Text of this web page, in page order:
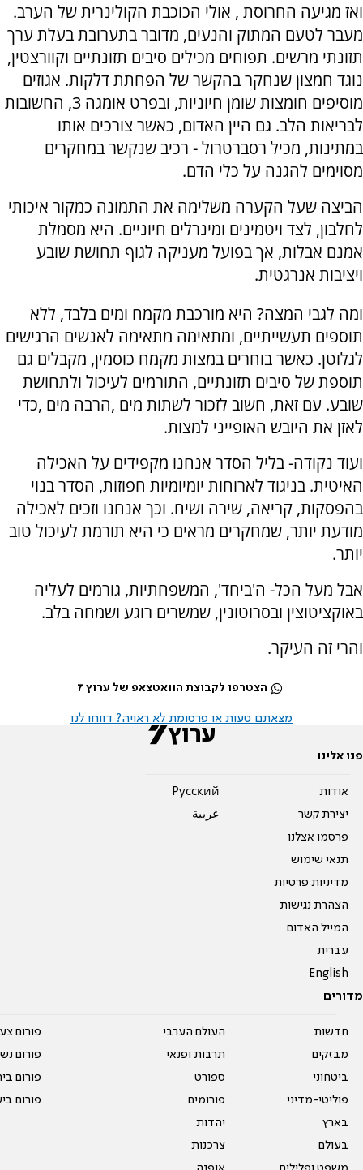
ואז מגיעה החרוסת , אולי הכוכבת הקולינרית של הערב.
מעבר לטעם המתוק והנעים, מדובר בתערובת בעלת ערך
תזונתי מרשים. תפוחים מכילים סיבים תזונתיים וקוורצטין,
נוגד חמצון שנחקר בהקשר של הפחתת דלקות. אגוזים
מוסיפים חומצות שומן חיוניות, ובפרט אומגה 3, החשובות
לבריאות הלב. גם היין האדום, כאשר צורכים אותו
במתינות, מכיל רסברטרול - רכיב שנקשר במחקרים
מסוימים להגנה על כלי הדם.
הביצה שעל הקערה משלימה את התמונה כמקור איכותי
לחלבון, לצד ויטמינים ומינרלים חיוניים. היא מסמלת
אמנם אבלות, אך בפועל מעניקה לגוף תחושת שובע
ויציבות אנרגטית.
ומה לגבי המצה? היא מורכבת מקמח ומים בלבד, ללא
תוספים תעשייתיים, ומתאימה מתאימה לאנשים הרגישים
לגלוטן. כאשר בוחרים במצות מקמח כוסמין, מקבלים גם
תוספת של סיבים תזונתיים, התורמים לעיכול ולתחושת
שובע. עם זאת, חשוב לזכור לשתות מים ,הרבה מים ,כדי
לאזן את היובש האופייני למצות.
ועוד נקודה- בליל הסדר אנחנו מקפידים על האכילה
האיטית. בניגוד לארוחות יומיומיות חפוזות, הסדר בנוי
בהפסקות, קריאה, שירה ושיח. וכך אנחנו וזכים לאכילה
מודעת יותר, שמחקרים מראים כי היא תורמת לעיכול טוב
יותר.
אבל מעל הכל- ה'ביחד', המשפחתיות, גורמים לעליה
באוקציטוצין ובסרוטונין, שמשרים רוגע ושמחה בלב.
והרי זה העיקר.
הצטרפו לקבוצת הוואטצאפ של ערוץ 7
מצאתם טעות או פרסומת לא ראויה? דווחו לנו
פנו אלינו
אודות
יצירת קשר
פרסמו אצלנו
תנאי שימוש
מדיניות פרטיות
הצהרת נגישות
המייל האדום
עברית
English
Pусский
عربية
מדורים
חדשות
מבזקים
ביטחוני
פוליטי-מדיני
בארץ
בעולם
העולם הערבי
תרבות ופנאי
ספורט
פורומים
יהדות
צרכנות
פורום
פורום
פורום
פורום